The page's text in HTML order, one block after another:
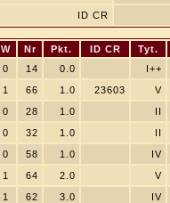
ID CR
W Nr Pkt. ID CR Tyt.
0 14 0.0 I++
1 66 1.0 23603 V
0 28 1.0 II
0 32 1.0 II
0 58 1.0 IV
1 64 2.0 V
1 62 3.0 IV